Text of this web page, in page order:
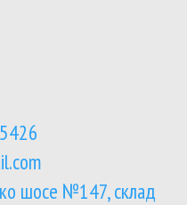
шосе №147, склад